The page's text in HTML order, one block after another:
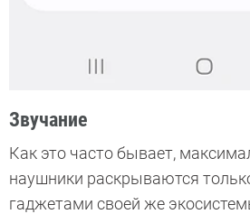
Звучание
Как это часто бывает,
наушники раскрываются
гаджетами своей же